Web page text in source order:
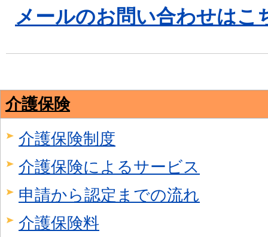
メールのお問い合わせはこ
介護保険
介護保険制度
介護保険によるサービス
申請から認定までの流れ
介護保険料